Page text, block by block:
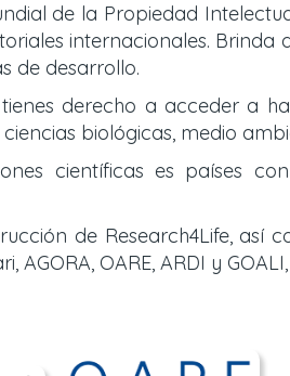
de la Propiedad
internacionales.
de desarrollo.
derecho a acceder a
biológicas, medio
científicas es países
de Research4Life,
AGORA, OARE, ARDI y